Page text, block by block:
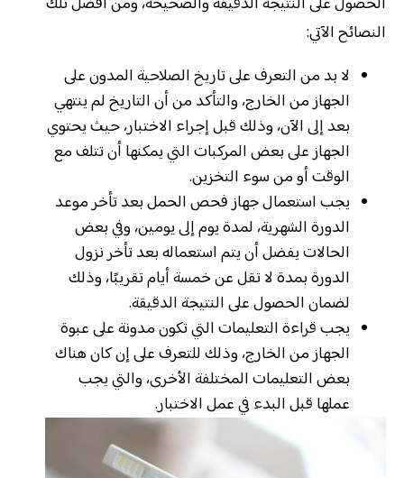
النصائح الآتي:
لا بد من التعرف على تاريخ الصلاحية المدون على
الجهاز من الخارج، والتأكد من أن التاريخ لم ينتهي
بعد إلى الآن، وذلك قبل إجراء الاختبار، حيث يحتوي
الجهاز على بعض المركبات التي يمكنها أن تتلف مع
الوقت أو من سوء التخزين.
يجب استعمال جهاز فحص الحمل بعد تأخر موعد
الدورة الشهرية، لمدة يوم إلى يومين، وفي بعض
الحالات يفضل أن يتم استعماله بعد تأخر نزول
الدورة بمدة لا تقل عن خمسة أيام تقريبًا، وذلك
لضمان الحصول على النتيجة الدقيقة.
يجب قراءة التعليمات التي تكون مدونة على عبوة
الجهاز من الخارج، وذلك للتعرف على إن كان هناك
بعض التعليمات المختلفة الأخرى، والتي يجب
عملها قبل البدء في عمل الاختبار.